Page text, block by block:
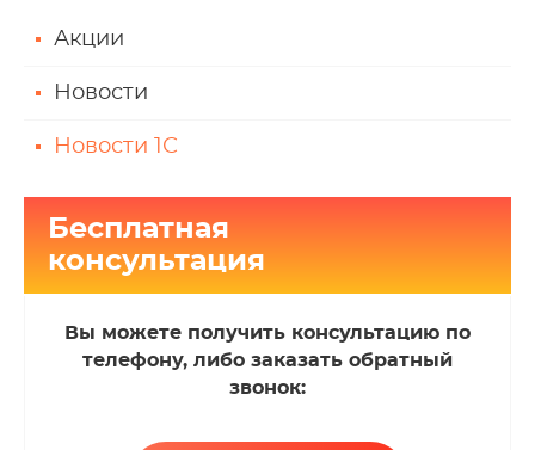
Акции
Новости
Новости 1С
Бесплатная
консультация
Вы можете получить консультацию по
телефону, либо заказать обратный
звонок: